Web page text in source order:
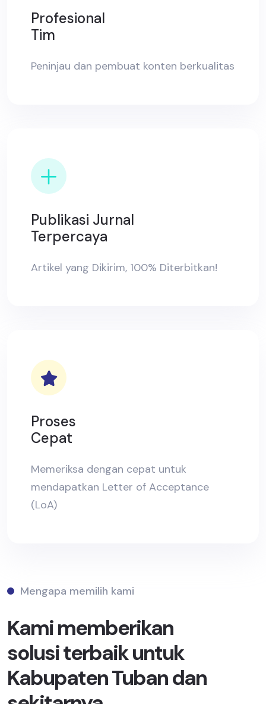
Profesional
Tim
Peninjau dan pembuat konten berkualitas
Publikasi Jurnal
Terpercaya
Artikel yang Dikirim, 100% Diterbitkan!
Proses
Cepat
Memeriksa dengan cepat untuk
mendapatkan Letter of Acceptance
(LoA)
Mengapa memilih kami
Kami memberikan
solusi terbaik untuk
Kabupaten Tuban dan